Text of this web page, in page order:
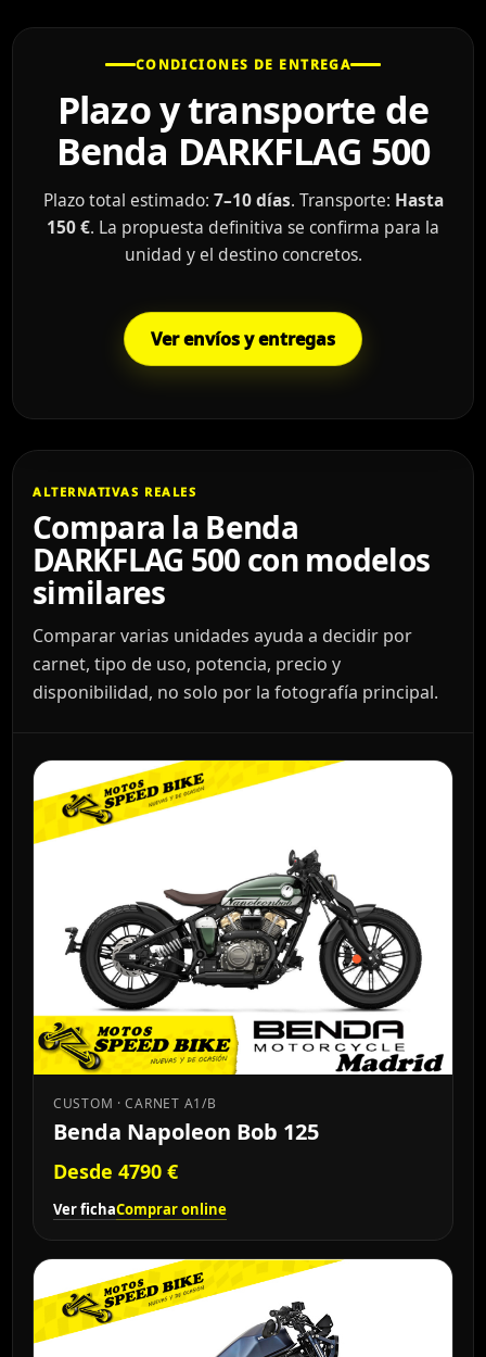
CONDICIONES DE ENTREGA
Plazo y transporte de
Benda DARKFLAG 500
Plazo total estimado: 7–10 días. Transporte: Hasta
150 €. La propuesta definitiva se confirma para la
unidad y el destino concretos.
Ver envíos y entregas
ALTERNATIVAS REALES
Compara la Benda
DARKFLAG 500 con modelos
similares
Comparar varias unidades ayuda a decidir por
carnet, tipo de uso, potencia, precio y
disponibilidad, no solo por la fotografía principal.
CUSTOM · CARNET A1/B
Benda Napoleon Bob 125
Desde 4790 €
Ver fichaComprar online